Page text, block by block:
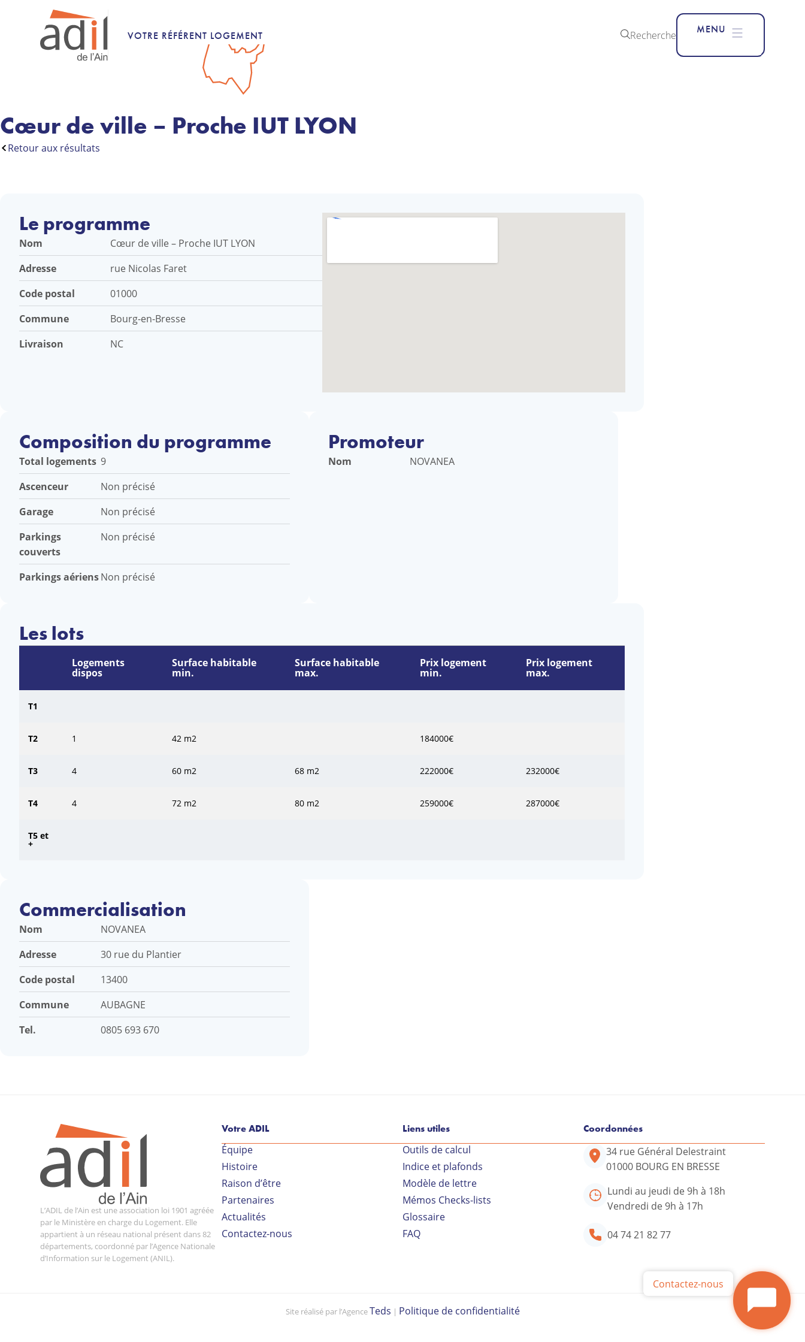
VOTRE RÉFÉRENT LOGEMENT Recherche MENU
Cœur de ville – Proche IUT LYON
Retour aux résultats
Le programme
Nom Cœur de ville – Proche IUT LYON
Adresse rue Nicolas Faret
Code postal 01000
Commune Bourg-en-Bresse
Livraison NC
Composition du programme
Total logements 9
Ascenceur Non précisé
Garage Non précisé
Parkings
couverts
Non précisé
Parkings aériensNon précisé
Promoteur
Nom NOVANEA
Les lots
Logements
dispos
Surface habitable
min.
Surface habitable
max.
Prix logement
min.
Prix logement
max.
T1
T2 1 42 m2 184000€
T3 4 60 m2 68 m2 222000€ 232000€
T4 4 72 m2 80 m2 259000€ 287000€
T5 et
+
Commercialisation
Nom NOVANEA
Adresse 30 rue du Plantier
Code postal 13400
Commune AUBAGNE
Tel. 0805 693 670
Votre conseiller ADIL
34 rue Général Delestraint
01000 BOURG EN BRESSE
Lundi au jeudi de 9h à 18h
Contactez-nous
L’ADIL de l’Ain est une association loi 1901 agréée
par le Ministère en charge du Logement. Elle
appartient à un réseau national présent dans 82
départements, coordonné par l’Agence Nationale
d’Information sur le Logement (ANIL).
Votre ADIL
Équipe
Histoire
Raison d’être
Partenaires
Actualités
Contactez-nous
Liens utiles
Outils de calcul
Indice et plafonds
Modèle de lettre
Mémos Checks-lists
Glossaire
FAQ
Coordonnées
34 rue Général Delestraint
01000 BOURG EN BRESSE
Lundi au jeudi de 9h à 18h
Vendredi de 9h à 17h
04 74 21 82 77
Site réalisé par l’AgenceTeds | Politique de confidentialité